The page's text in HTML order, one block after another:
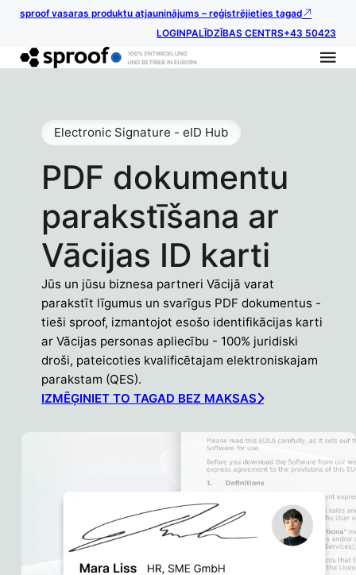
sproof vasaras produktu atjauninājums – reģistrējieties tagad
LOGINPALĪDZĪBAS CENTRS+43 50423
PDF dokumentu
parakstīšana ar
Vācijas ID karti
Electronic Signature - eID Hub
Jūs un jūsu biznesa partneri Vācijā varat
parakstīt līgumus un svarīgus PDF dokumentus -
tieši sproof, izmantojot esošo identifikācijas karti
ar Vācijas personas apliecību - 100% juridiski
droši, pateicoties kvalificētajam elektroniskajam
parakstam (QES).
IZMĒĢINIET TO TAGAD BEZ MAKSAS